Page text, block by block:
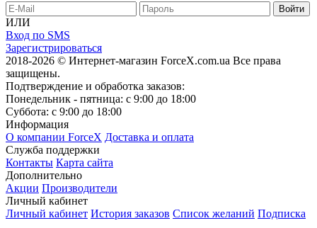
ИЛИ
Вход по SMS
Зарегистрироваться
2018-2026 © Интернет-магазин ForceX.com.ua Все права
защищены.
Подтверждение и обработка заказов:
Понедельник - пятница: с 9:00 до 18:00
Суббота: с 9:00 до 18:00
Информация
О компании ForceX Доставка и оплата
Служба поддержки
Контакты Карта сайта
Дополнительно
Акции Производители
Личный кабинет
Личный кабинет История заказов Список желаний Подписка